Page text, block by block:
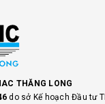
THĂNG LONG
do sở Kế hoạch Đầu tư